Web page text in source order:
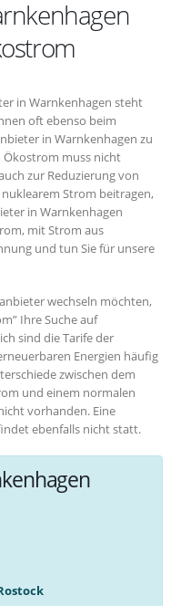
in Warnkenhagen steht
oft ebenso beim
in Warnkenhagen zu
Ökostrom muss nicht
zur Reduzierung von
Strom beitragen,
in Warnkenhagen
mit Strom aus
und tun Sie für unsere
wechseln möchten,
Ihre Suche auf
sind die Tarife der
Energien häufig
zwischen dem
und einem normalen
vorhanden. Eine
ebenfalls nicht statt.